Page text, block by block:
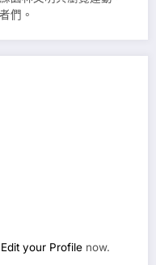
們。
Edit your Profile now.